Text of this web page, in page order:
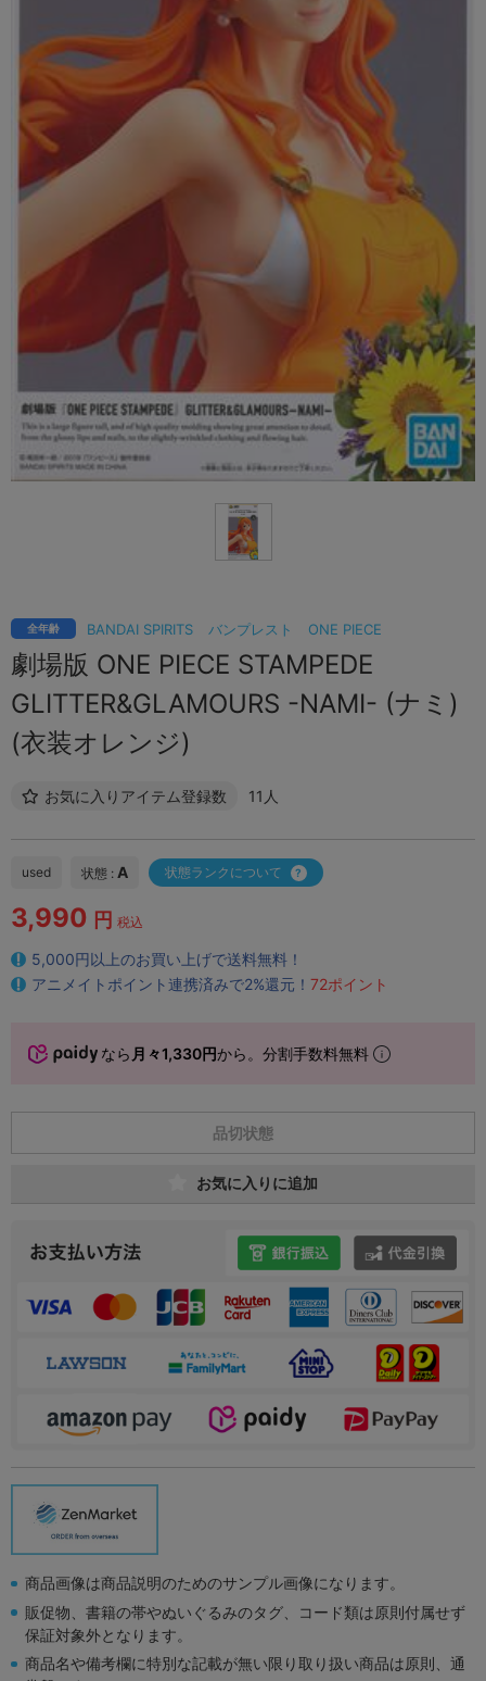
BANDAI SPIRITS バンプレスト ONE PIECE
全年齢
劇場版 ONE PIECE STAMPEDE
GLITTER&GLAMOURS -NAMI- (ナミ)
(衣装オレンジ)
お気に入りアイテム登録数 11人
used 状態 : A 状態ランクについて
3,990 円 税込
5,000円以上のお買い上げで送料無料！
アニメイトポイント連携済みで2%還元！ 72ポイント
なら 月々1,330円から。分割手数料無料
品切状態
お気に入りに追加
商品画像は商品説明のためのサンプル画像になります。
販促物、書籍の帯やぬいぐるみのタグ、コード類は原則付属せず
保証対象外となります。
商品名や備考欄に特別な記載が無い限り取り扱い商品は原則、通